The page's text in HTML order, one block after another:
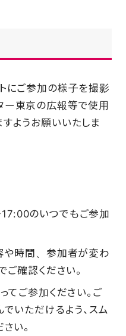
にご参加の様子を撮影
ー東京の広報等で使用
ようお願いいたしま
のいつでもご参加
や時間、参加者が変わ
ご確認ください。
てご参加ください。ご
いただけるよう、スム
い。